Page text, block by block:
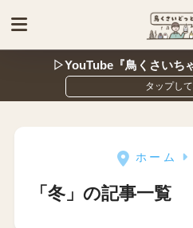
▷YouTube『鳥くさいち
ホーム
「冬」の記事一覧